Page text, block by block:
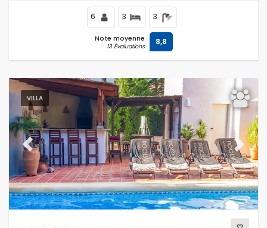
6 3 3
Note moyenne
13 Évaluations 8,8
VILLA
Previous Next